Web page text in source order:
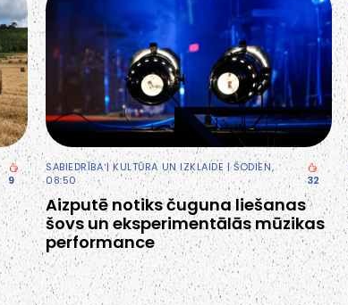
9
SABIEDRĪBA|KULTŪRA UN IZKLAIDE | ŠODIEN,
08:50
32
Aizputē notiks čuguna liešanas
šovs un eksperimentālās mūzikas
performance